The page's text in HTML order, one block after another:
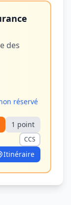
des
réservé
1 point
CCS
Itinéraire